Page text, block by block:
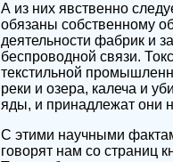
А из них явственно
обязаны собственному
деятельности фабрик и
беспроводной связи.
текстильной
реки и озера, калеча и
яды, и принадлежат они
С этими научными
говорят нам со страниц